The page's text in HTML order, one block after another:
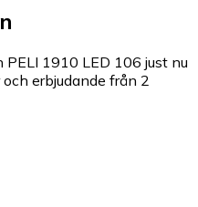
1910 LED 106 just nu
erbjudande från 2